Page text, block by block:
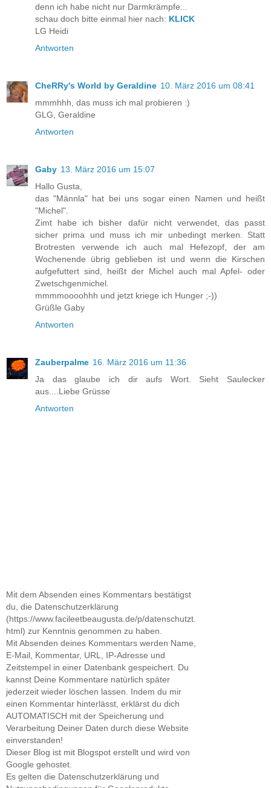
denn ich habe nicht nur Darmkrämpfe...
schau doch bitte einmal hier nach: KLICK
LG Heidi
Antworten
CheRRy's World by Geraldine 10. März 2016 um 08:41
mmmhhh, das muss ich mal probieren :)
GLG, Geraldine
Antworten
Gaby 13. März 2016 um 15:07
Hallo Gusta,
das "Männla" hat bei uns sogar einen Namen und heißt
"Michel".
Zimt habe ich bisher dafür nicht verwendet, das passt
sicher prima und muss ich mir unbedingt merken. Statt
Brotresten verwende ich auch mal Hefezopf, der am
Wochenende übrig geblieben ist und wenn die Kirschen
aufgefuttert sind, heißt der Michel auch mal Apfel- oder
Zwetschgenmichel.
mmmmoooohhh und jetzt kriege ich Hunger ;-))
Grüßle Gaby
Antworten
Zauberpalme 16. März 2016 um 11:36
Ja das glaube ich dir aufs Wort. Sieht Saulecker
aus....Liebe Grüsse
Antworten
Mit dem Absenden eines Kommentars bestätigst
du, die Datenschutzerklärung
(https://www.facileetbeaugusta.de/p/datenschutzt.
html) zur Kenntnis genommen zu haben.
Mit Absenden deines Kommentars werden Name,
E-Mail, Kommentar, URL, IP-Adresse und
Zeitstempel in einer Datenbank gespeichert. Du
kannst Deine Kommentare natürlich später
jederzeit wieder löschen lassen. Indem du mir
einen Kommentar hinterlässt, erklärst du dich
AUTOMATISCH mit der Speicherung und
Verarbeitung Deiner Daten durch diese Website
einverstanden!
Dieser Blog ist mit Blogspot erstellt und wird von
Google gehostet.
Es gelten die Datenschutzerklärung und